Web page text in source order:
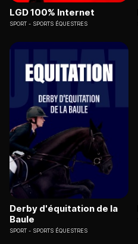
LGD 100% Internet
SPORT SPORTS ÉQUESTRES
Derby d'équitation de la
Baule
SPORT SPORTS ÉQUESTRES